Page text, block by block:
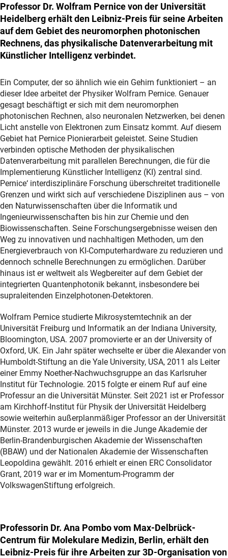
Professor Dr. Wolfram Pernice von der Universität
Heidelberg erhält den Leibniz-Preis für seine Arbeiten
auf dem Gebiet des neuromorphen photonischen
Rechnens, das physikalische Datenverarbeitung mit
Künstlicher Intelligenz verbindet.
Ein Computer, der so ähnlich wie ein Gehirn funktioniert – an
dieser Idee arbeitet der Physiker Wolfram Pernice. Genauer
gesagt beschäftigt er sich mit dem neuromorphen
photonischen Rechnen, also neuronalen Netzwerken, bei denen
Licht anstelle von Elektronen zum Einsatz kommt. Auf diesem
Gebiet hat Pernice Pionierarbeit geleistet. Seine Studien
verbinden optische Methoden der physikalischen
Datenverarbeitung mit parallelen Berechnungen, die für die
Implementierung Künstlicher Intelligenz (KI) zentral sind.
Pernice‘ interdisziplinäre Forschung überschreitet traditionelle
Grenzen und wirkt sich auf verschiedene Disziplinen aus – von
den Naturwissenschaften über die Informatik und
Ingenieurwissenschaften bis hin zur Chemie und den
Biowissenschaften. Seine Forschungsergebnisse weisen den
Weg zu innovativen und nachhaltigen Methoden, um den
Energieverbrauch von KI-Computerhardware zu reduzieren und
dennoch schnelle Berechnungen zu ermöglichen. Darüber
hinaus ist er weltweit als Wegbereiter auf dem Gebiet der
integrierten Quantenphotonik bekannt, insbesondere bei
supraleitenden Einzelphotonen-Detektoren.
Wolfram Pernice studierte Mikrosystemtechnik an der
Universität Freiburg und Informatik an der Indiana University,
Bloomington, USA. 2007 promovierte er an der University of
Oxford, UK. Ein Jahr später wechselte er über die Alexander von
Humboldt-Stiftung an die Yale University, USA, 2011 als Leiter
einer Emmy Noether-Nachwuchsgruppe an das Karlsruher
Institut für Technologie. 2015 folgte er einem Ruf auf eine
Professur an die Universität Münster. Seit 2021 ist er Professor
am Kirchhoff-Institut für Physik der Universität Heidelberg
sowie weiterhin außerplanmäßiger Professor an der Universität
Münster. 2013 wurde er jeweils in die Junge Akademie der
Berlin-Brandenburgischen Akademie der Wissenschaften
(BBAW) und der Nationalen Akademie der Wissenschaften
Leopoldina gewählt. 2016 erhielt er einen ERC Consolidator
Grant, 2019 war er im Momentum-Programm der
VolkswagenStiftung erfolgreich.
Professorin Dr. Ana Pombo vom Max-Delbrück-
Centrum für Molekulare Medizin, Berlin, erhält den
Leibniz-Preis für ihre Arbeiten zur 3D-Organisation von